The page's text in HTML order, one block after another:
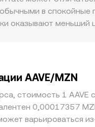
рынки и
OKX Convert.
в
оказывают меньший
или дисконтом к
выравнивать
риски контрагентов
AAVE/MZN
стоимость 1
0,00017357
варьироваться